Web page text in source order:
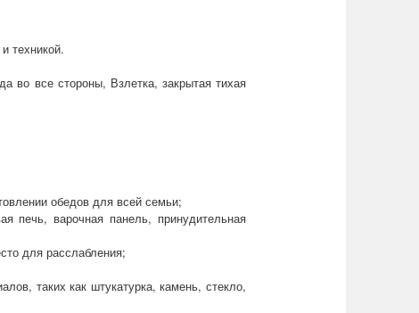
техникой.
во все стороны, Взлетка, закрытая тихая
обедов для всей семьи;
печь, варочная панель, принудительная
для расслабления;
таких как штукатурка, камень, стекло,